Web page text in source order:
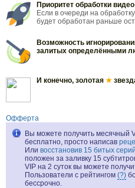
Приоритет обработки видео
Если в очереди на
будет обработан раньше
Возможность
залитых определёнными
И конечно, золотая ★
Офферта
Вы можете получить месячный
бесплатно, просто написав
Или восстановив 15 битых серий
положен за заливку 15
VIP на 2 суток вы можете
Пользователи с рейтингом (?)
бессрочно.